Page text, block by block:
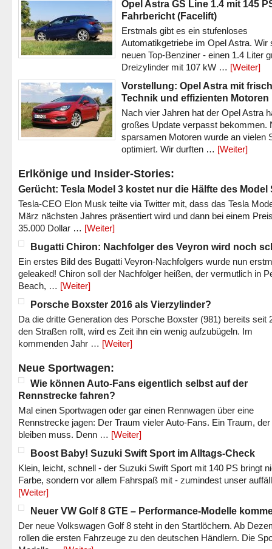
Opel Astra GS Line 1.4 mit 145
Fahrbericht (Facelift)
Erstmals gibt es ein stufenloses
Automatikgetriebe im Opel Astra. Wir
neuen Top-Benziner - einen 1.4 Liter
Dreizylinder mit 107 kW … [Weiter]
Vorstellung: Opel Astra mit
Technik und effizienten Motoren
Nach vier Jahren hat der Opel Astra
großes Update verpasst bekommen.
sparsamen Motoren wurde an vielen
optimiert. Wir durften … [Weiter]
Erlkönige und Insider-Stories:
Gerücht: Tesla Model 3 kostet nur die Hälfte des Model
Tesla-CEO Elon Musk teilte via Twitter mit, dass das Tesla
März nächsten Jahres präsentiert wird und dann bei einem
35.000 Dollar … [Weiter]
Bugatti Chiron: Nachfolger des Veyron wird noch
Ein erstes Bild des Bugatti Veyron-Nachfolgers wurde nun
geleaked! Chiron soll der Nachfolger heißen, der vermutlich in
Beach, … [Weiter]
Porsche Boxster 2016 als Vierzylinder?
Da die dritte Generation des Porsche Boxster (981) bereits seit
den Straßen rollt, wird es Zeit ihn ein wenig aufzubügeln. Im
kommenden Jahr … [Weiter]
Neue Sportwagen:
Wie können Auto-Fans eigentlich selbst auf der
Rennstrecke fahren?
Mal einen Sportwagen oder gar einen Rennwagen über eine
Rennstrecke jagen: Der Traum vieler Auto-Fans. Ein Traum,
bleiben muss. Denn … [Weiter]
Boost Baby! Suzuki Swift Sport im Alltags-Check
Klein, leicht, schnell - der Suzuki Swift Sport mit 140 PS bringt
Farbe, sondern vor allem Fahrspaß mit - zumindest unser
[Weiter]
Neuer VW Golf 8 GTE – Performance-Modelle
Der neue Volkswagen Golf 8 steht in den Startlöchern. Ab
rollen die ersten Fahrzeuge zu den deutschen Händlern. Die